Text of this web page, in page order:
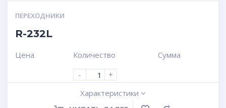
ПЕРЕХОДНИКИ
R-232L
Цена
Количество
-
+
Сумма
Характеристики